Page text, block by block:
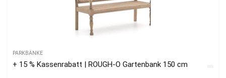
PARKBÄNKE
+ 15 % Kassenrabatt | ROUGH-O Gartenbank 150 cm